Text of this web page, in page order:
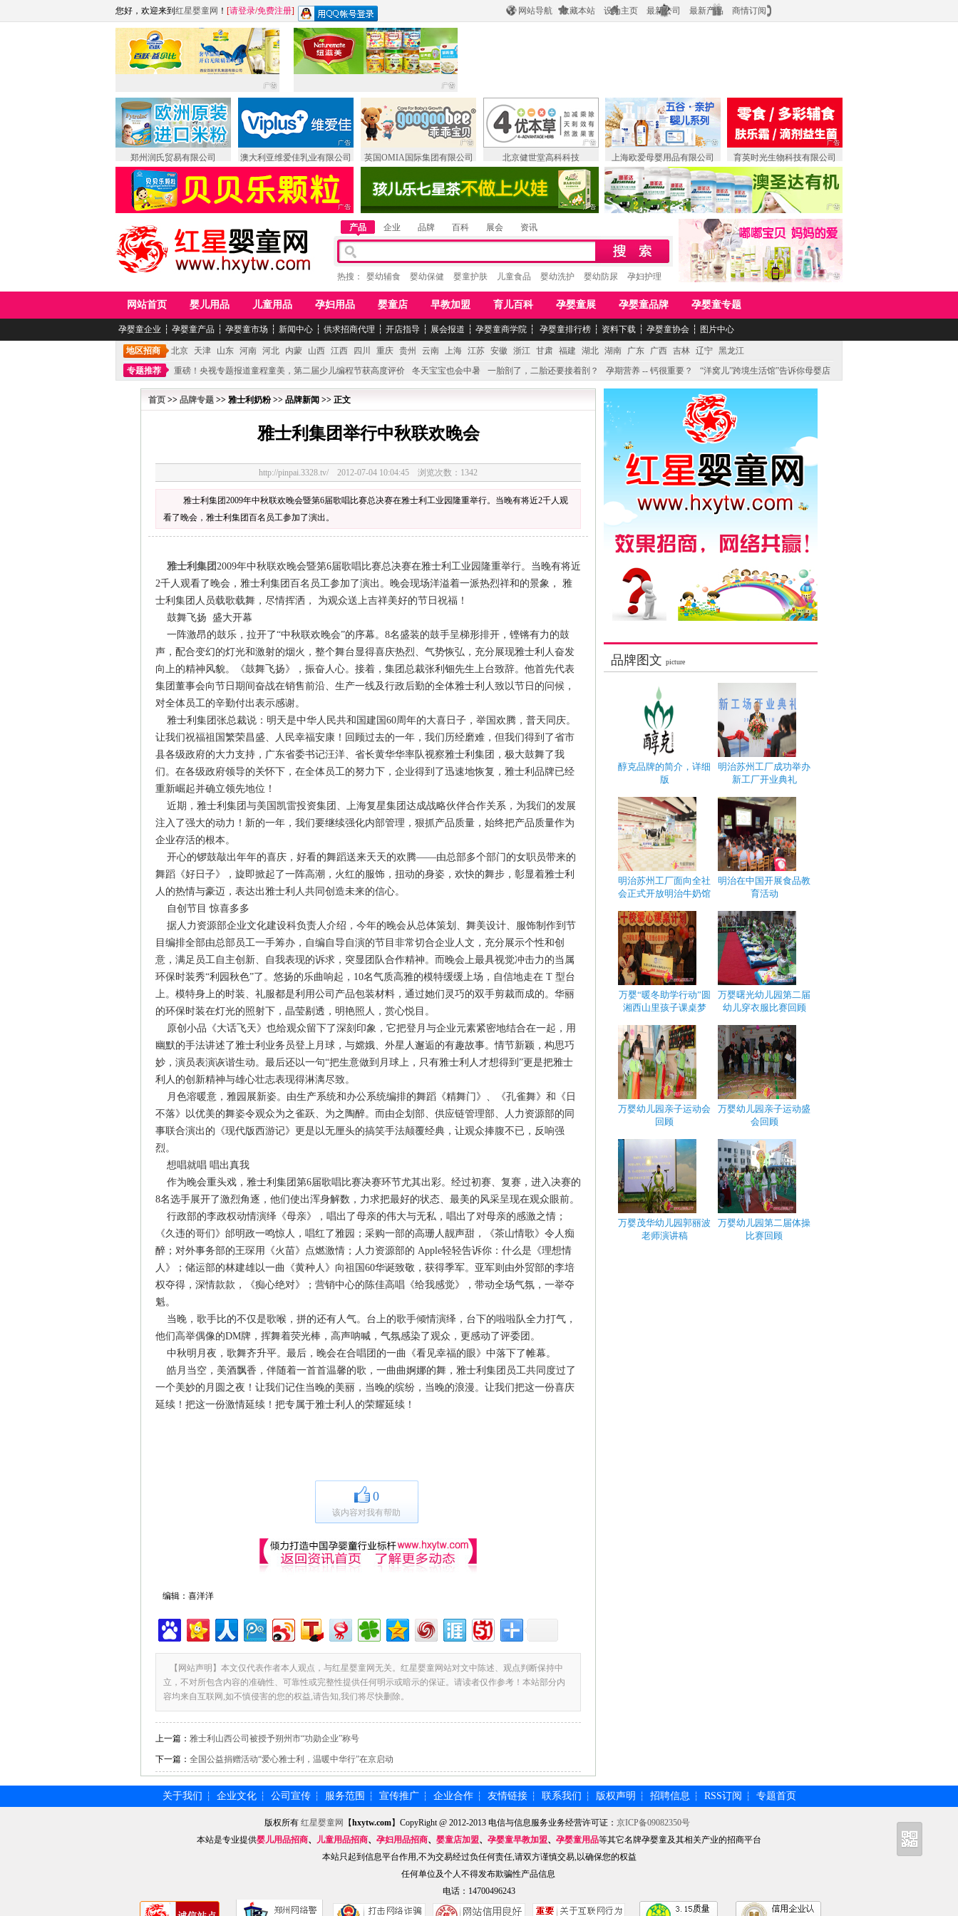
网站导航 收藏本站 设为主页 最新公司 最新产品 商情订阅
您好，欢迎来到 红星婴童网 ！ [请登录/免费注册]
郑州润氏贸易有限公司 澳大利亚维爱佳乳业有限公司 英国OMIA国际集团有限公司 北京健世堂高科科技 上海欧爱母婴用品有限公司 育英时光生物科技有限公司
产品 企业 品牌 百科 展会 资讯
热搜： 婴幼辅食 婴幼保健 婴童护肤 儿童食品 婴幼洗护 婴幼防尿 孕妇护理
网站首页 婴儿用品 儿童用品 孕妇用品 婴童店 早教加盟 育儿百科 孕婴童展 孕婴童品牌 孕婴童专题
孕婴童企业 ┆ 孕婴童产品 ┆ 孕婴童市场 ┆ 新闻中心 ┆ 供求招商代理 ┆ 开店指导 ┆ 展会报道 ┆ 孕婴童商学院 ┆ 孕婴童排行榜 ┆ 资料下载 ┆ 孕婴童协会 ┆ 图片中心
地区招商 北京 天津 山东 河南 河北 内蒙 山西 江西 四川 重庆 贵州 云南 上海 江苏 安徽 浙江 甘肃 福建 湖北 湖南 广东 广西 吉林 辽宁 黑龙江
专题推荐
重磅！央视专题报道童程童美，第二届少儿编程节获高度评价 冬天宝宝也会中暑 一胎剖了，二胎还要接着剖？ 孕期营养 -- 钙很重要？
“洋窝儿”跨境生活馆”告诉你母婴店
不能再单纯地销售产品,而要向增强服务转型,毕竟母婴产品比较特殊。”
妇幼广场 免租了！
首页 >> 品牌专题 >> 雅士利奶粉 >> 品牌新闻 >> 正文
雅士利集团举行中秋联欢晚会
http://pinpai.3328.tv/ 2012-07-04 10:04:45 浏览次数：1342
雅士利集团2009年中秋联欢晚会暨第6届歌唱比赛总决赛在雅士利工业园隆重举行。当晚有将近2千人观
看了晚会，雅士利集团百名员工参加了演出。
雅士利集团2009年中秋联欢晚会暨第6届歌唱比赛总决赛在雅士利工业园隆重举行。当晚有将近
2千人观看了晚会，雅士利集团百名员工参加了演出。晚会现场洋溢着一派热烈祥和的景象， 雅
士利集团人员载歌载舞，尽情挥洒， 为观众送上吉祥美好的节日祝福！
鼓舞飞扬 盛大开幕
一阵激昂的鼓乐，拉开了“中秋联欢晚会”的序幕。8名盛装的鼓手呈梯形排开，铿锵有力的鼓
声，配合变幻的灯光和激射的烟火，整个舞台显得喜庆热烈、气势恢弘，充分展现雅士利人奋发
向上的精神风貌。《鼓舞飞扬》，振奋人心。接着，集团总裁张利钿先生上台致辞。他首先代表
集团董事会向节日期间奋战在销售前沿、生产一线及行政后勤的全体雅士利人致以节日的问候，
对全体员工的辛勤付出表示感谢。
雅士利集团张总裁说：明天是中华人民共和国建国60周年的大喜日子，举国欢腾，普天同庆。
让我们祝福祖国繁荣昌盛、人民幸福安康！回顾过去的一年，我们历经磨难，但我们得到了省市
县各级政府的大力支持，广东省委书记汪洋、省长黄华华率队视察雅士利集团，极大鼓舞了我
们。在各级政府领导的关怀下，在全体员工的努力下，企业得到了迅速地恢复，雅士利品牌已经
重新崛起并确立领先地位！
近期，雅士利集团与美国凯雷投资集团、上海复星集团达成战略伙伴合作关系，为我们的发展
注入了强大的动力！新的一年，我们要继续强化内部管理，狠抓产品质量，始终把产品质量作为
企业存活的根本。
开心的锣鼓敲出年年的喜庆，好看的舞蹈送来天天的欢腾——由总部多个部门的女职员带来的
舞蹈《好日子》，旋即掀起了一阵高潮，火红的服饰，扭动的身姿，欢快的舞步，彰显着雅士利
人的热情与豪迈，表达出雅士利人共同创造未来的信心。
自创节目 惊喜多多
据人力资源部企业文化建设科负责人介绍，今年的晚会从总体策划、舞美设计、服饰制作到节
目编排全部由总部员工一手筹办，自编自导自演的节目非常切合企业人文，充分展示个性和创
意，满足员工自主创新、自我表现的诉求，突显团队合作精神。而晚会上最具视觉冲击力的当属
环保时装秀“利园秋色”了。悠扬的乐曲响起，10名气质高雅的模特缓缓上场，自信地走在 T 型台
上。模特身上的时装、礼服都是利用公司产品包装材料，通过她们灵巧的双手剪裁而成的。华丽
的环保时装在灯光的照射下，晶莹剔透，明艳照人，赏心悦目。
原创小品《大话飞天》也给观众留下了深刻印象，它把登月与企业元素紧密地结合在一起，用
幽默的手法讲述了雅士利业务员登上月球，与嫦娥、外星人邂逅的有趣故事。情节新颖，构思巧
妙，演员表演诙谐生动。最后还以一句“把生意做到月球上，只有雅士利人才想得到”更是把雅士
利人的创新精神与雄心壮志表现得淋漓尽致。
月色溶暖意，雅园展新姿。由生产系统和办公系统编排的舞蹈《精舞门》、《孔雀舞》和《日
不落》以优美的舞姿令观众为之雀跃、为之陶醉。而由企划部、供应链管理部、人力资源部的同
事联合演出的《现代版西游记》更是以无厘头的搞笑手法颠覆经典，让观众捧腹不已，反响强
烈。
想唱就唱 唱出真我
作为晚会重头戏，雅士利集团第6届歌唱比赛决赛环节尤其出彩。经过初赛、复赛，进入决赛的
8名选手展开了激烈角逐，他们使出浑身解数，力求把最好的状态、最美的风采呈现在观众眼前。
行政部的李政权动情演绎《母亲》，唱出了母亲的伟大与无私，唱出了对母亲的感激之情；
《久违的哥们》邰明政一鸣惊人，唱红了雅园；采购一部的高珊人靓声甜，《茶山情歌》令人痴
醉；对外事务部的王琛用《火苗》点燃激情；人力资源部的 Apple轻轻告诉你：什么是《理想情
人》；储运部的林建雄以一曲《黄种人》向祖国60华诞致敬，获得季军。亚军则由外贸部的李培
权夺得，深情款款，《痴心绝对》；营销中心的陈佳高唱《给我感觉》，带动全场气氛，一举夺
魁。
当晚，歌手比的不仅是歌喉，拼的还有人气。台上的歌手倾情演绎，台下的啦啦队全力打气，
他们高举偶像的DM牌，挥舞着荧光棒，高声呐喊，气氛感染了观众，更感动了评委团。
中秋明月夜，歌舞齐升平。最后，晚会在合唱团的一曲《看见幸福的眼》中落下了帷幕。
皓月当空，美酒飘香，伴随着一首首温馨的歌，一曲曲婀娜的舞，雅士利集团员工共同度过了
一个美妙的月圆之夜！让我们记住当晚的美丽，当晚的缤纷，当晚的浪漫。让我们把这一份喜庆
延续！把这一份激情延续！把专属于雅士利人的荣耀延续！
0
该内容对我有帮助
编辑：喜洋洋
【网站声明】本文仅代表作者本人观点，与红星婴童网无关。红星婴童网站对文中陈述、观点判断保持中
立，不对所包含内容的准确性、可靠性或完整性提供任何明示或暗示的保证。请读者仅作参考！本站部分内
容均来自互联网,如不慎侵害的您的权益,请告知,我们将尽快删除。
上一篇： 雅士利山西公司被授予朔州市“功勋企业”称号
下一篇： 全国公益捐赠活动“爱心雅士利，温暖中华行”在京启动
品牌图文 picture
醇克品牌的简介，详细
版
明治苏州工厂成功举办
新工厂开业典礼
明治苏州工厂面向全社
会正式开放明治牛奶馆
明治在中国开展食品教
育活动
万婴“暖冬助学行动”圆
湘西山里孩子课桌梦
万婴曙光幼儿园第二届
幼儿穿衣服比赛回顾
万婴幼儿园亲子运动会
回顾
万婴幼儿园亲子运动盛
会回顾
万婴茂华幼儿园郭丽波
老师演讲稿
万婴幼儿园第二届体操
比赛回顾
关于我们 ┆ 企业文化 ┆ 公司宣传 ┆ 服务范围 ┆ 宣传推广 ┆ 企业合作 ┆ 友情链接 ┆ 联系我们 ┆ 版权声明 ┆ 招聘信息 ┆ RSS订阅 ┆ 专题首页
版权所有 红星婴童网 【hxytw.com】CopyRight @ 2012-2013 电信与信息服务业务经营许可证： 京ICP备09082350号
本站是专业提供婴儿用品招商、 儿童用品招商、 孕妇用品招商、 婴童店加盟、 孕婴童早教加盟、 孕婴童用品等其它名牌孕婴童及其相关产业的招商平台
本站只起到信息平台作用,不为交易经过负任何责任,请双方谨慎交易,以确保您的权益
任何单位及个人不得发布欺骗性产品信息
电话：14700496243